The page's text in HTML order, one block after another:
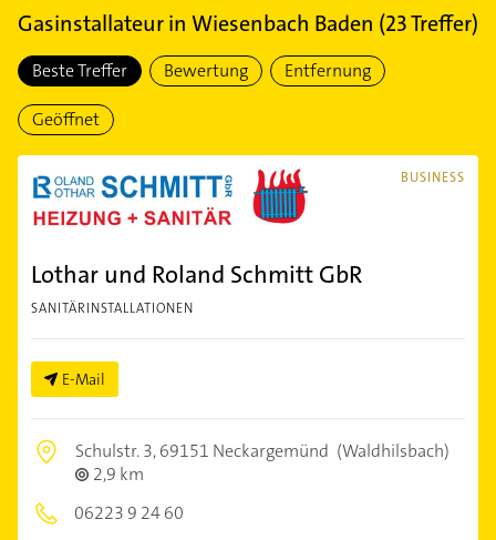
Gasinstallateurin Wiesenbach Baden (23Treffer)
Beste Treffer Bewertung Entfernung
Geöffnet
BUSINESS
Lothar und Roland Schmitt GbR
SANITÄRINSTALLATIONEN
E-Mail
Schulstr. 3,69151 Neckargemünd (Waldhilsbach)
2,9 km
06223 9 24 60